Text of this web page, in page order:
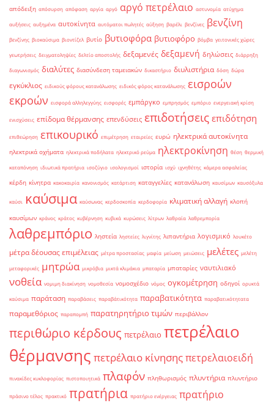
απόδειξη απόσυρση απόφαση αργία αργό αργό πετρέλαιο αστυνομία ατύχημα
αυξήσεις αυξημένα αυτοκίνητα αυτόματοι πωλητές αύξηση βαρέλι βενζίνες βενζίνη
βενζίνης βιοκαύσιμα βιοντίζελ βυτίο βυτιοφόρα βυτιοφόρο βόμβα γειτονικές χώρες
γεωτρήσεις δειγματοληψίες δελτίο αποστολής δεξαμενές δεξαμενή δηλώσεις διάρρηξη
διαγωνισμός διαλύτες διασύνδεση ταμειακών δικαστήριο διυλιστήρια δόση δώρα
εγκύκλιος ειδικούς φόρους κατανάλωσης ειδικός φόρος κατανάλωσης εισροών
εκροών εισφορά αλληλεγγύης εισφορές εμπάργκο εμπρησμός εμπόριο ενεργειακή κρίση
ενισχύσεις επίδομα θέρμανσης επενδύσεις επιδοτήσεις επιδότηση
επιθεώρηση επικουρικό επιμέτρηση εταιρείες ευρώ ηλεκτρικά αυτοκίνητα
ηλεκτρικά οχήματα ηλεκτρικά ποδήλατα ηλεκτρικό ρεύμα ηλεκτροκίνηση θέση θερμική
καταπόνηση ιδιωτικά πρατήρια ισοζύγιο ισολογισμοί ιστορία ισχύ ιχνηθέτης κάμερα ασφαλείας
κέρδη κίνητρα κακοκαιρία κανονισμός κατάρτιση καταγγελίες κατανάλωση καυσίμων καυσόξυλα
καύσι καύσιμα καύσωνας κερδοσκοπία κερδοφορία κλιματική αλλαγή κλοπή
καυσίμων κράνος κράτος κυβέρνηση κυβικά κυρώσεις λίτρων λαθραία λαθρεμπορία
λαθρεμπόριο ληστεία ληστείες λιγνίτης λιπαντήρια λογισμικό λουκέτο
μέτρα δέουσας επιμέλειας μέτρα προστασίας μαφία μείωση μειώσεις μελέτες μελέτη
μεταφορικές μητρώα μικρόβια μικτά κλιμάκια μπαταρία μπαταρίες ναυτιλιακό
νοθεία νομιμη διακίνηση νομοθεσία νομοσχέδιο νόμος ογκομέτρηση οδηγοί ορυκτά
καύσιμα παράταση παραβάσεις παραβάτικότητα παραβατικότητα παραβατικότητατα
παραμεθόριος παραπομπή παρατηρητήριο τιμών περιβάλλον
περιθώριο κέρδους πετρέλαιο πετρέλαιο
θέρμανσης πετρέλαιο κίνησηςπετρελαιοειδή
πινακίδες κυκλοφορίας πιστοποιητικά πλαφόν πληθωρισμός πλυντήρια πλυντήριο
πράσινο τέλος πρακτικό πρατήρια πρατήριο ενέργειας πρατήριο